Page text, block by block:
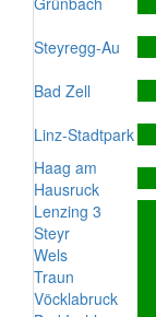
Steyregg-Au
Bad Zell
Linz-Stadtpark
Haag am
Hausruck
Lenzing 3
Steyr
Wels
Traun
Vöcklabruck